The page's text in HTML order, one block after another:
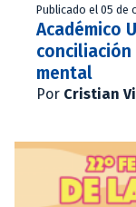
Publicado el 05 de
Académico
mental
Por Cristian